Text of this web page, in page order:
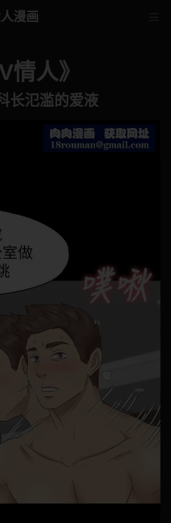
漫画
情人》
长氾滥的爱液